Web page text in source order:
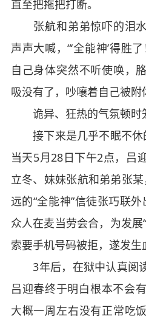
直至把拖把打断。
张航和弟弟惊吓的泪水
声声大喊，“‘全能神’得胜
自己身体突然不听使唤，
吸没有了，吵嚷着自己被附
诡异、狂热的气氛顿时
接下来是几乎不眠不休
当天5月28日下午2点，吕
立冬、妹妹张航和弟弟张
远的“全能神”信徒张巧联外
众人在麦当劳会合，为发展
索要手机号码被拒，遂发生
3年后，在狱中认真阅读
吕迎春终于明白根本不会
大概一周左右没有正常吃